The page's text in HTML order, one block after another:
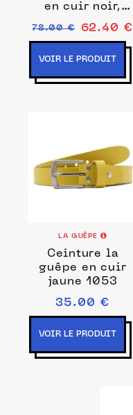
en cuir noir,
boucle arrondie
couleur argent
78.00 € 62.40 €
VOIR LE PRODUIT
LA GUÊPE
Ceinture la
guêpe en cuir
jaune 1053
35.00 €
VOIR LE PRODUIT